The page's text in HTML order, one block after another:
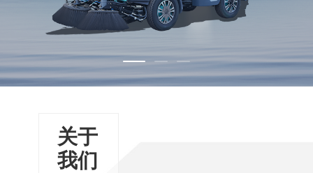
关于
我们